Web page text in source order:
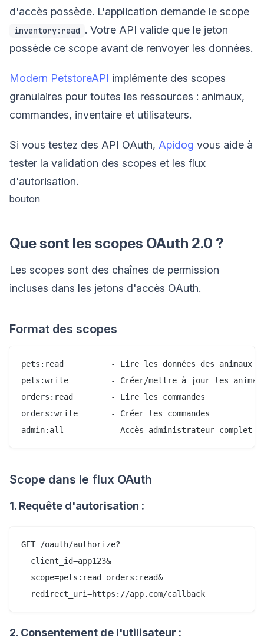
d'accès possède. L'application demande le scope
inventory:read . Votre API valide que le jeton
possède ce scope avant de renvoyer les données.
Modern PetstoreAPI implémente des scopes
granulaires pour toutes les ressources : animaux,
commandes, inventaire et utilisateurs.
Si vous testez des API OAuth, Apidog vous aide à
tester la validation des scopes et les flux
d'autorisation.
bouton
Que sont les scopes OAuth 2.0 ?
Les scopes sont des chaînes de permission
incluses dans les jetons d'accès OAuth.
Format des scopes
pets:read          - Lire les données des animaux
pets:write         - Créer/mettre à jour les
orders:read        - Lire les commandes
orders:write       - Créer les commandes
Scope dans le flux OAuth
1. Requête d'autorisation :
GET /oauth/authorize?
  client_id=app123&
  scope=pets:read orders:read&
2. Consentement de l'utilisateur :